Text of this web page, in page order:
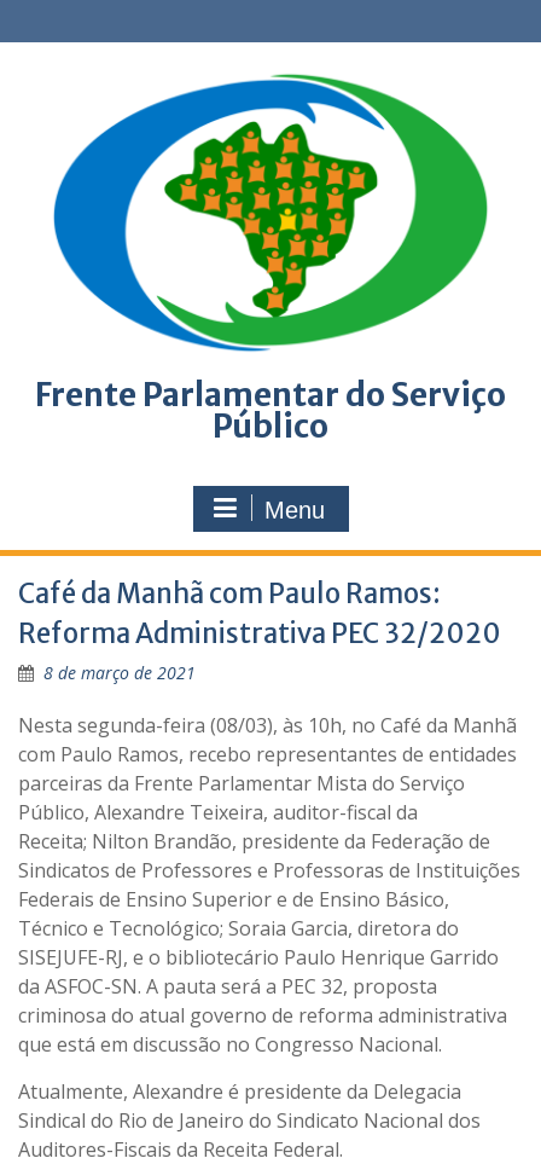
to
Frente Parlamentar do Serviço
Público
Menu
Café da Manhã com Paulo Ramos:
Reforma Administrativa PEC 32/2020
8 de março de 2021
Nesta segunda-feira (08/03), às 10h, no Café da Manhã
com Paulo Ramos, recebo representantes de entidades
parceiras da Frente Parlamentar Mista do Serviço
Público, Alexandre Teixeira, auditor-fiscal da
Receita; Nilton Brandão, presidente da Federação de
Sindicatos de Professores e Professoras de Instituições
Federais de Ensino Superior e de Ensino Básico,
Técnico e Tecnológico; Soraia Garcia, diretora do
SISEJUFE-RJ, e o bibliotecário Paulo Henrique Garrido
da ASFOC-SN. A pauta será a PEC 32, proposta
criminosa do atual governo de reforma administrativa
que está em discussão no Congresso Nacional.
Atualmente, Alexandre é presidente da Delegacia
Sindical do Rio de Janeiro do Sindicato Nacional dos
Auditores-Fiscais da Receita Federal.